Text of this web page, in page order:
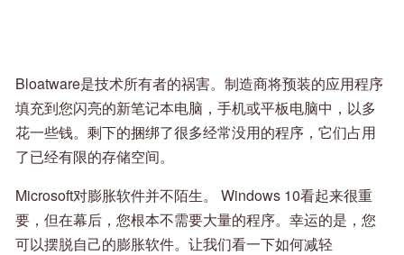
Bloatware是技术所有者的祸害。制造商将预装的应用程序
填充到您闪亮的新笔记本电脑，手机或平板电脑中，以多
花一些钱。剩下的捆绑了很多经常没用的程序，它们占用
了已经有限的存储空间。
Microsoft对膨胀软件并不陌生。 Windows 10看起来很重
要，但在幕后，您根本不需要大量的程序。幸运的是，您
可以摆脱自己的膨胀软件。让我们看一下如何减轻